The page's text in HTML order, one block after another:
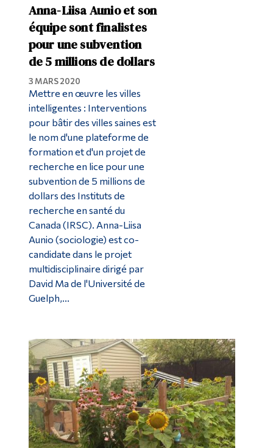
Anna-Liisa Aunio et son
équipe sont finalistes
pour une subvention
de 5 millions de dollars
3 MARS 2020
Mettre en œuvre les villes
intelligentes : Interventions
pour bâtir des villes saines est
le nom d'une plateforme de
formation et d'un projet de
recherche en lice pour une
subvention de 5 millions de
dollars des Instituts de
recherche en santé du
Canada (IRSC). Anna-Liisa
Aunio (sociologie) est co-
candidate dans le projet
multidisciplinaire dirigé par
David Ma de l'Université de
Guelph,...